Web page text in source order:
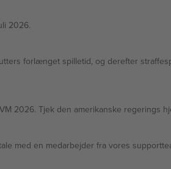
2026.
forlænget spilletid, og derefter
2026. Tjek den amerikanske regerings
med en medarbejder fra vores